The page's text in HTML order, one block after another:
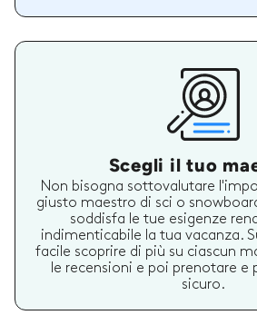
Scegli il tuo
Non bisogna sottovalutare
giusto maestro di sci o
soddisfa le tue esigenze
indimenticabile la tua vacanza.
facile scoprire di più su ciascun
le recensioni e poi prenotare e
sicuro.